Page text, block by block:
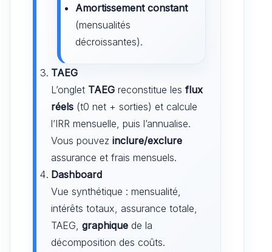
Amortissement constant
(mensualités
décroissantes).
TAEG
L’onglet TAEG reconstitue les flux
réels (t0 net + sorties) et calcule
l’IRR mensuelle, puis l’annualise.
Vous pouvez inclure/exclure
assurance et frais mensuels.
Dashboard
Vue synthétique : mensualité,
intérêts totaux, assurance totale,
TAEG, graphique de la
décomposition des coûts.